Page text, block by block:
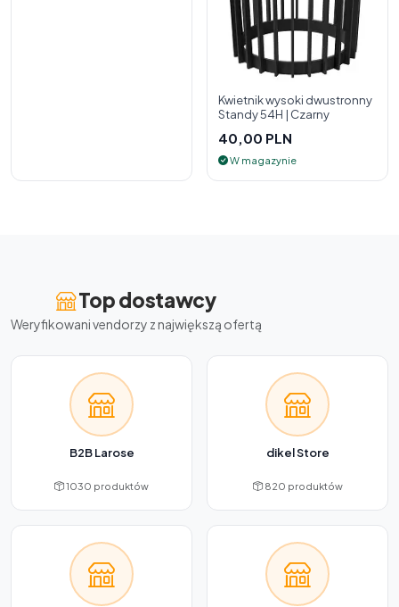
Kwietnik wysoki dwustronny
Standy 54H | Czarny
40,00 PLN
W magazynie
Top dostawcy
Weryfikowani vendorzy z największą ofertą
B2B Larose
1030 produktów
dikel Store
820 produktów